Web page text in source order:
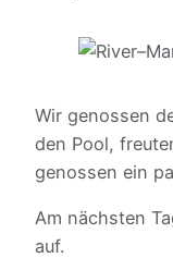
Wir genossen
den Pool,
genossen ein
Am nächsten
auf.